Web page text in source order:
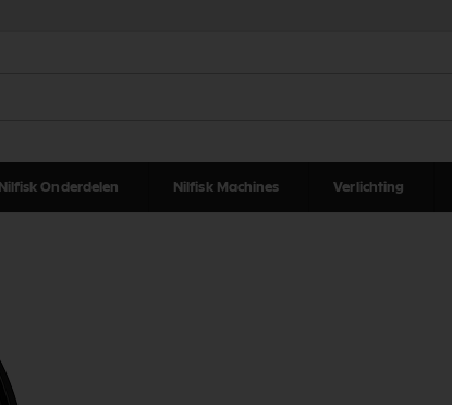
Nilfisk Onderdelen Nilfisk Machines Verlichting